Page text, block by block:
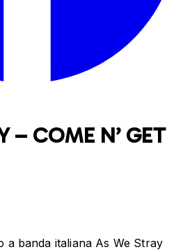
– COME N’ GET
a banda italiana As We Stray